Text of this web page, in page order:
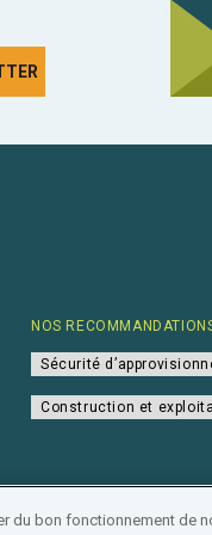
NOS
Sécurité
Construction et
du bon fonctionnement de